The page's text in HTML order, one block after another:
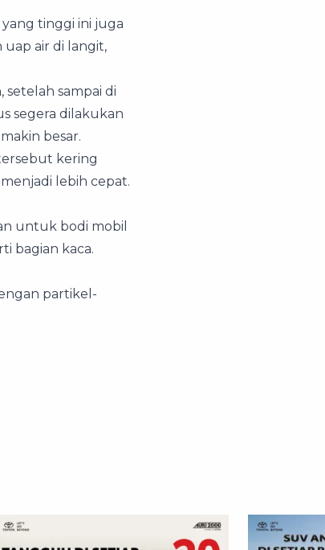
tinggi ini juga
air di langit,
sampai di
segera dilakukan
besar.
kering
lebih cepat.
untuk bodi mobil
bagian kaca.
partikel-